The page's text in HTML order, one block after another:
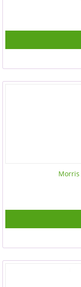
Morris